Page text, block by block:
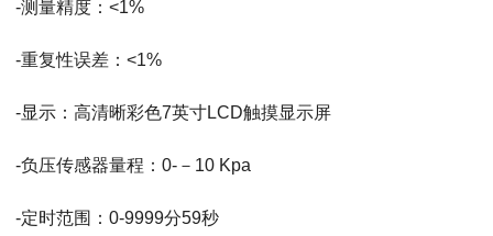
-测量精度：<1%
-重复性误差：<1%
-显示：高清晰彩色7英寸LCD触摸显示屏
-负压传感器量程：0-－10 Kpa
-定时范围：0-9999分59秒